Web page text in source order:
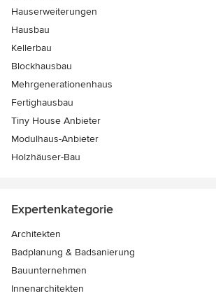
Hauserweiterungen
Hausbau
Kellerbau
Blockhausbau
Mehrgenerationenhaus
Fertighausbau
Tiny House Anbieter
Modulhaus-Anbieter
Holzhäuser-Bau
Expertenkategorie
Architekten
Badplanung & Badsanierung
Bauunternehmen
Innenarchitekten